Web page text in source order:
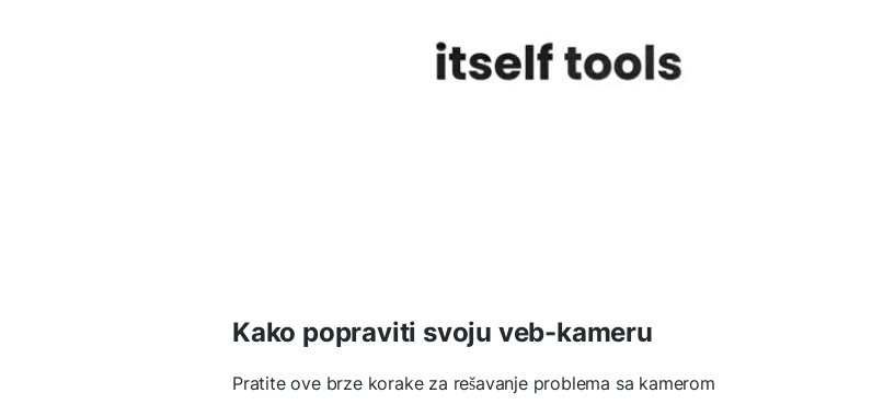
Kako popraviti svoju veb-kameru
Pratite ove brze korake za rešavanje problema sa kamerom